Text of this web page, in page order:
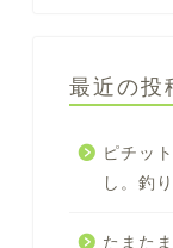
最近の投
ピチッ
し。釣
たまた